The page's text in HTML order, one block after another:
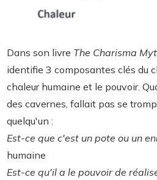
Dans son livre The Charisma
identifie 3 composantes clés du
chaleur humaine et le pouvoir.
des cavernes, fallait pas se
quelqu'un :
Est-ce que c'est un pote ou un
humaine
Est-ce qu'il a le pouvoir de